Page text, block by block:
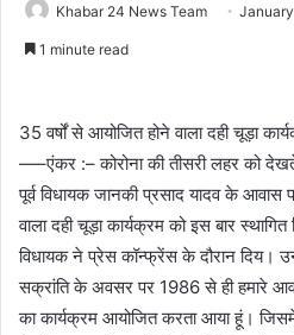
Khabar 24 News Team
1 minute read
35 वर्षों से आयोजित होने वाला दही चूड़ा
—–एंकर :– कोरोना की तीसरी लहर को
पूर्व विधायक जानकी प्रसाद यादव के आवास
वाला दही चूड़ा कार्यक्रम को इस बार
विधायक ने प्रेस कॉन्फ्रेंस के दौरान दिय।
सक्रांति के अवसर पर 1986 से ही हमारे
का कार्यक्रम आयोजित करता आया हूं।